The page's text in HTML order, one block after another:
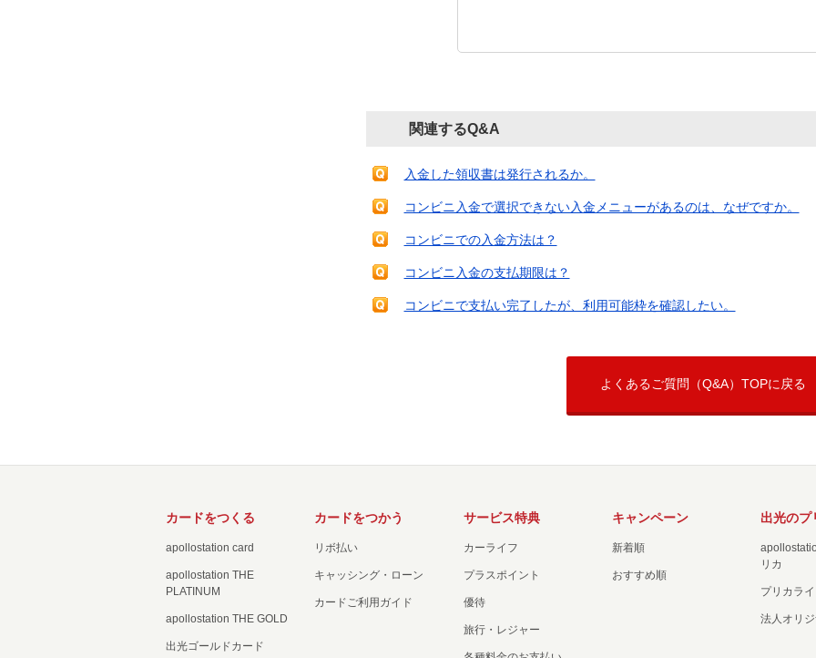
関連するQ&A
入金した領収書は発行されるか。
コンビニ入金で選択できない入金メニューがあるのは、なぜですか。
コンビニでの入金方法は？
コンビニ入金の支払期限は？
コンビニで支払い完了したが、利用可能枠を確認したい。
よくあるご質問（Q&A）TOPに戻る
カードをつくる
apollostation card
apollostation THE
PLATINUM
apollostation THE GOLD
出光ゴールドカード
カードをつかう
リボ払い
キャッシング・ローン
カードご利用ガイド
サービス特典
カーライフ
プラスポイント
優待
旅行・レジャー
キャンペーン
新着順
おすすめ順
出光のプ
リカ
プリカラ
法人オリ